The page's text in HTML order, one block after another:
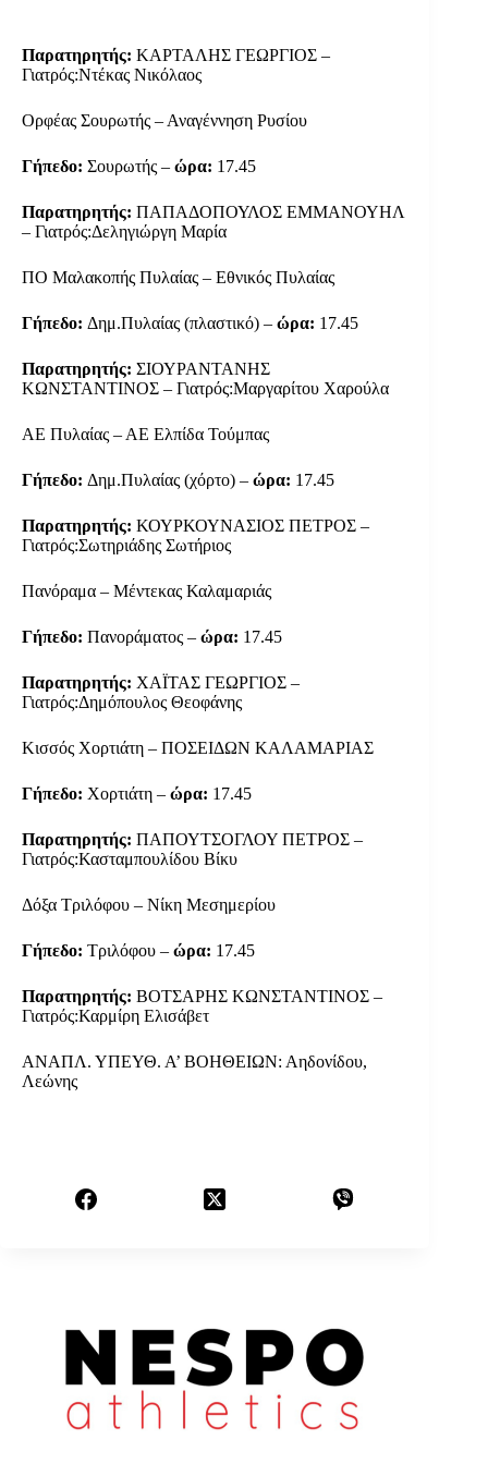
Παρατηρητής: ΚΑΡΤΑΛΗΣ ΓΕΩΡΓΙΟΣ –
Γιατρός:Ντέκας Νικόλαος
Ορφέας Σουρωτής – Αναγέννηση Ρυσίου
Γήπεδο: Σουρωτής – ώρα: 17.45
Παρατηρητής: ΠΑΠΑΔΟΠΟΥΛΟΣ ΕΜΜΑΝΟΥΗΛ
– Γιατρός:Δεληγιώργη Μαρία
ΠΟ Μαλακοπής Πυλαίας – Εθνικός Πυλαίας
Γήπεδο: Δημ.Πυλαίας (πλαστικό) – ώρα: 17.45
Παρατηρητής: ΣΙΟΥΡΑΝΤΑΝΗΣ
ΚΩΝΣΤΑΝΤΙΝΟΣ – Γιατρός:Μαργαρίτου Χαρούλα
ΑΕ Πυλαίας – ΑΕ Ελπίδα Τούμπας
Γήπεδο: Δημ.Πυλαίας (χόρτο) – ώρα: 17.45
Παρατηρητής: ΚΟΥΡΚΟΥΝΑΣΙΟΣ ΠΕΤΡΟΣ –
Γιατρός:Σωτηριάδης Σωτήριος
Πανόραμα – Μέντεκας Καλαμαριάς
Γήπεδο: Πανοράματος – ώρα: 17.45
Παρατηρητής: ΧΑΪΤΑΣ ΓΕΩΡΓΙΟΣ –
Γιατρός:Δημόπουλος Θεοφάνης
Κισσός Χορτιάτη – ΠΟΣΕΙΔΩΝ ΚΑΛΑΜΑΡΙΑΣ
Γήπεδο: Χορτιάτη – ώρα: 17.45
Παρατηρητής: ΠΑΠΟΥΤΣΟΓΛΟΥ ΠΕΤΡΟΣ –
Γιατρός:Κασταμπουλίδου Βίκυ
Δόξα Τριλόφου – Νίκη Μεσημερίου
Γήπεδο: Τριλόφου – ώρα: 17.45
Παρατηρητής: ΒΟΤΣΑΡΗΣ ΚΩΝΣΤΑΝΤΙΝΟΣ –
Γιατρός:Καρμίρη Ελισάβετ
ΑΝΑΠΛ. ΥΠΕΥΘ. Α’ ΒΟΗΘΕΙΩΝ: Αηδονίδου,
Λεώνης